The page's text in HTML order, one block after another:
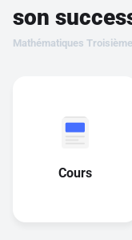
son
Mathématiques Troisième
Cours